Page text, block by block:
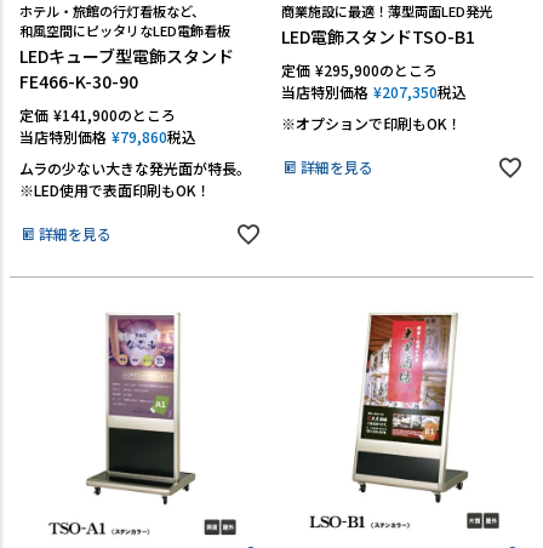
ホテル・旅館の行灯看板など、
和風空間にピッタリなLED電飾看板
LEDキューブ型電飾スタンド
FE466-K-30-90
定価 ¥141,900のところ
当店特別価格 ¥79,860税込
ムラの少ない大きな発光面が特長。
※LED使用で表面印刷もOK！
詳細を見る
商業施設に最適！薄型両面LED発光
LED電飾スタンドTSO-B1
定価 ¥295,900のところ
当店特別価格 ¥207,350税込
※オプションで印刷もOK！
詳細を見る